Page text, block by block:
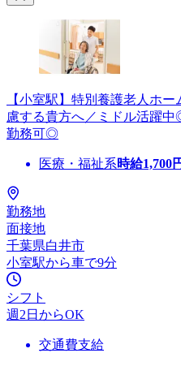
【小室駅】特別養護老人ホ
慮する貴方へ／ミドル活躍
勤務可◎
医療・福祉系時給1,700
勤務地
面接地
千葉県白井市
小室駅から車で9分
シフト
週2日からOK
交通費支給